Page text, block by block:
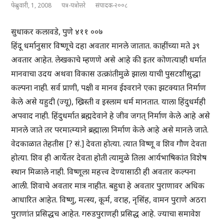
फेब्रुवारी, 1, 2008 पत्र-पत्रोत्तरे संपादक-२००८
सुधाकर कलावडे, पुणे ४११ ००७
हिंदू धर्मानुसार विष्णूचे दहा अवतार मानले जातात. काहींच्या मते ३९
अवतार आहेत. लेखकाचे म्हणणे असे आहे की इतर कोणत्याही धर्मात
मानवाचा उदय अथवा विकास उत्क्रांतीमुळे झाला याची पुसटशीसुद्धा
कल्पना नाही. सर्व प्राणी, पक्षी व मानव ईश्वराने एका झटक्यात निर्माण
केले असे यहुदी (ज्यू), ख्रिस्ती व इस्लाम धर्म मानतात. याला हिंदुधर्मही
अपवाद नाही. हिंदुधर्मात ब्रह्मदेवाने हे जीव जगत् निर्माण केले आहे असे
मानले जाते तर परमात्म्याने ब्रह्माला निर्माण केले आहे असे मानले जाते.
वेदकाळात तेहतीस [? सं.] देवता होत्या. त्यात विष्णू व शिव गौण देवता
होत्या. शिव ही आर्येतर देवता होती त्यामुळे तिला आर्यभाषिकांत विशेष
स्थान मिळाले नाही. विष्णूला महत्त्व देण्यासाठी ही अवतार कल्पना
आली. शिवाचे अवतार मात्र नाहीत. बहुधा हे अवतार पुराणावर अधिक
आधारित आहेत. विष्णु, मत्स्य, कूर्म, वराह, नृसिंह, वामन पुराणे अठरा
पुराणांत प्रसिद्धच आहेत. गरुडपुराणही प्रसिद्ध आहे. ज्याचा समावेश